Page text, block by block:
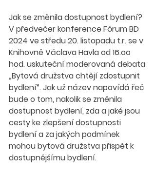
Jak se změnila dostupnost bydlení?
V předvečer konference Fórum BD
2024 ve středu 20. listopadu t.r. se v
Knihovně Václava Havla od 16.oo
hod. uskuteční moderovaná debata
„Bytová družstva chtějí zdostupnit
bydlení“. Jak už název napovídá řeč
bude o tom, nakolik se změnila
dostupnost bydlení, zda a jaké jsou
cesty ke zlepšení dostupnosti
bydlení a za jakých podmínek
mohou bytová družstva přispět k
dostupnějšímu bydlení.